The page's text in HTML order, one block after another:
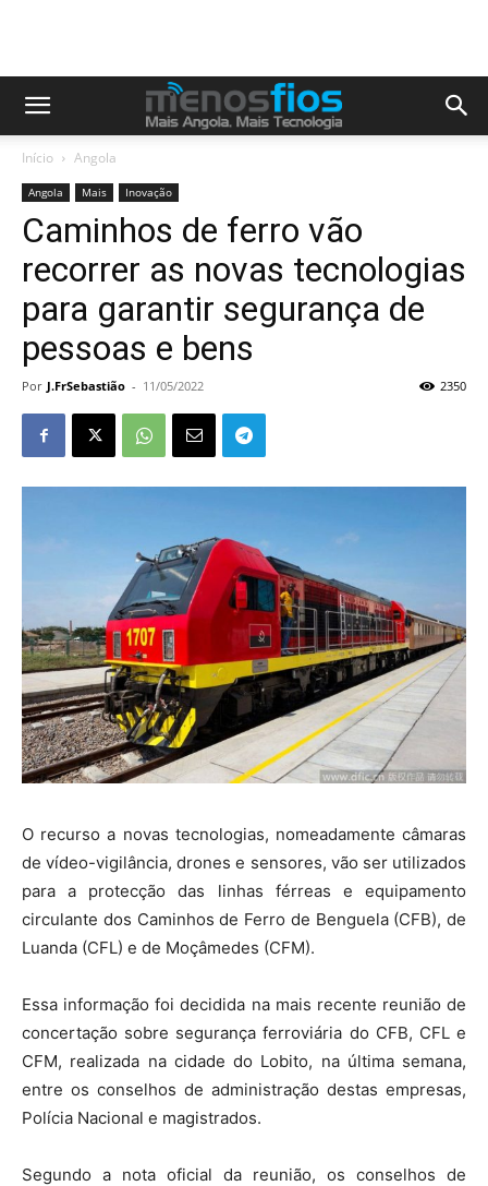
Início Angola
Angola Mais Inovação
Caminhos de ferro vão
recorrer as novas tecnologias
para garantir segurança de
pessoas e bens
Por J.FrSebastião - 11/05/2022 2350
O recurso a novas tecnologias, nomeadamente câmaras
de vídeo-vigilância, drones e sensores, vão ser utilizados
para a protecção das linhas férreas e equipamento
circulante dos Caminhos de Ferro de Benguela (CFB), de
Luanda (CFL) e de Moçâmedes (CFM).
Essa informação foi decidida na mais recente reunião de
concertação sobre segurança ferroviária do CFB, CFL e
CFM, realizada na cidade do Lobito, na última semana,
entre os conselhos de administração destas empresas,
Polícia Nacional e magistrados.
Segundo a nota oficial da reunião, os conselhos de